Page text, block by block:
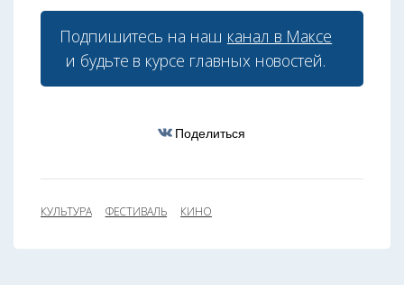
Подпишитесь на наш канал в Максе
и будьте в курсе главных новостей.
Поделиться
КУЛЬТУРА ФЕСТИВАЛЬ КИНО